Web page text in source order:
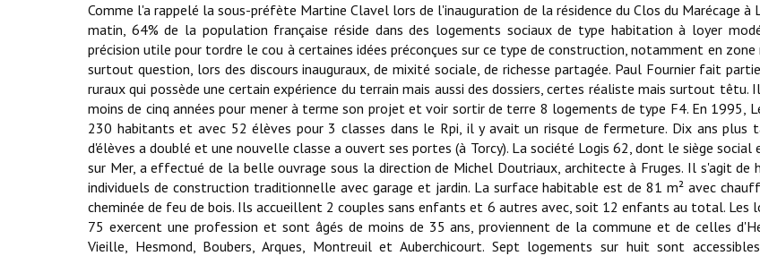
Comme l'a rappelé la sous-préfète Martine Clavel lors de l'inauguration de la résidence du Clos du Marécage à
matin, 64% de la population française réside dans des logements sociaux de type habitation à loyer
précision utile pour tordre le cou à certaines idées préconçues sur ce type de construction, notamment en
surtout question, lors des discours inauguraux, de mixité sociale, de richesse partagée. Paul Fournier fait
ruraux qui possède une certain expérience du terrain mais aussi des dossiers, certes réaliste mais surtout têtu.
moins de cinq années pour mener à terme son projet et voir sortir de terre 8 logements de type F4. En 1995,
230 habitants et avec 52 élèves pour 3 classes dans le Rpi, il y avait un risque de fermeture. Dix ans plus
d'élèves a doublé et une nouvelle classe a ouvert ses portes (à Torcy). La société Logis 62, dont le siège social
sur Mer, a effectué de la belle ouvrage sous la direction de Michel Doutriaux, architecte à Fruges. Il s'agit de
individuels de construction traditionnelle avec garage et jardin. La surface habitable est de 81 m² avec
cheminée de feu de bois. Ils accueillent 2 couples sans enfants et 6 autres avec, soit 12 enfants au total. Les
75 exercent une profession et sont âgés de moins de 35 ans, proviennent de la commune et de celles
Vieille, Hesmond, Boubers, Arques, Montreuil et Auberchicourt. Sept logements sur huit sont